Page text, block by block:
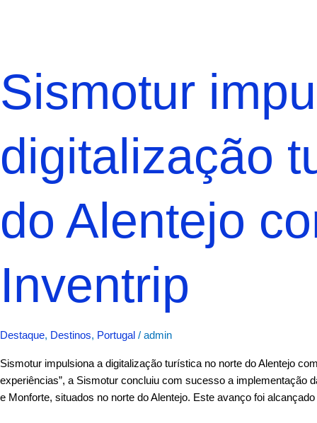
Sismotur
digitalização
do Alentejo
Inventrip
Destaque, Destinos, Portugal / admin
Sismotur impulsiona a digitalização turística no norte do Alentejo
experiências”, a Sismotur concluiu com sucesso a implementação
e Monforte, situados no norte do Alentejo. Este avanço foi